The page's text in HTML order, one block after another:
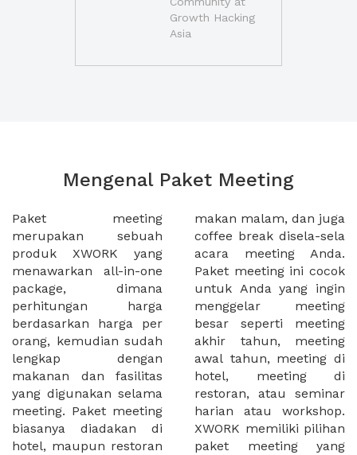
Growth Hacking
Asia
Mengenal Paket Meeting
Paket meeting
merupakan sebuah
produk XWORK yang
menawarkan all-in-one
package, dimana
perhitungan harga
berdasarkan harga per
orang, kemudian sudah
lengkap dengan
makanan dan fasilitas
yang digunakan selama
meeting. Paket meeting
biasanya diadakan di
hotel, maupun restoran
makan malam, dan juga
coffee break disela-sela
acara meeting Anda.
Paket meeting ini cocok
untuk Anda yang ingin
menggelar meeting
besar seperti meeting
akhir tahun, meeting
awal tahun, meeting di
hotel, meeting di
restoran, atau seminar
harian atau workshop.
XWORK memiliki pilihan
paket meeting yang